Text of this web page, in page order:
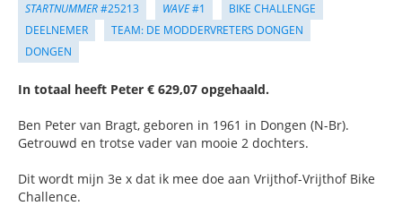
STARTNUMMER#25213 WAVE#1
BIKE CHALLENGE
DEELNEMER
TEAM: DE MODDERVRETERS DONGEN
DONGEN
In totaal heeft Peter € 629,07 opgehaald.
Ben Peter van Bragt, geboren in 1961 in Dongen (N-Br).
Getrouwd en trotse vader van mooie 2 dochters.
Dit wordt mijn 3e x dat ik mee doe aan Vrijthof-Vrijthof Bike
Challence.